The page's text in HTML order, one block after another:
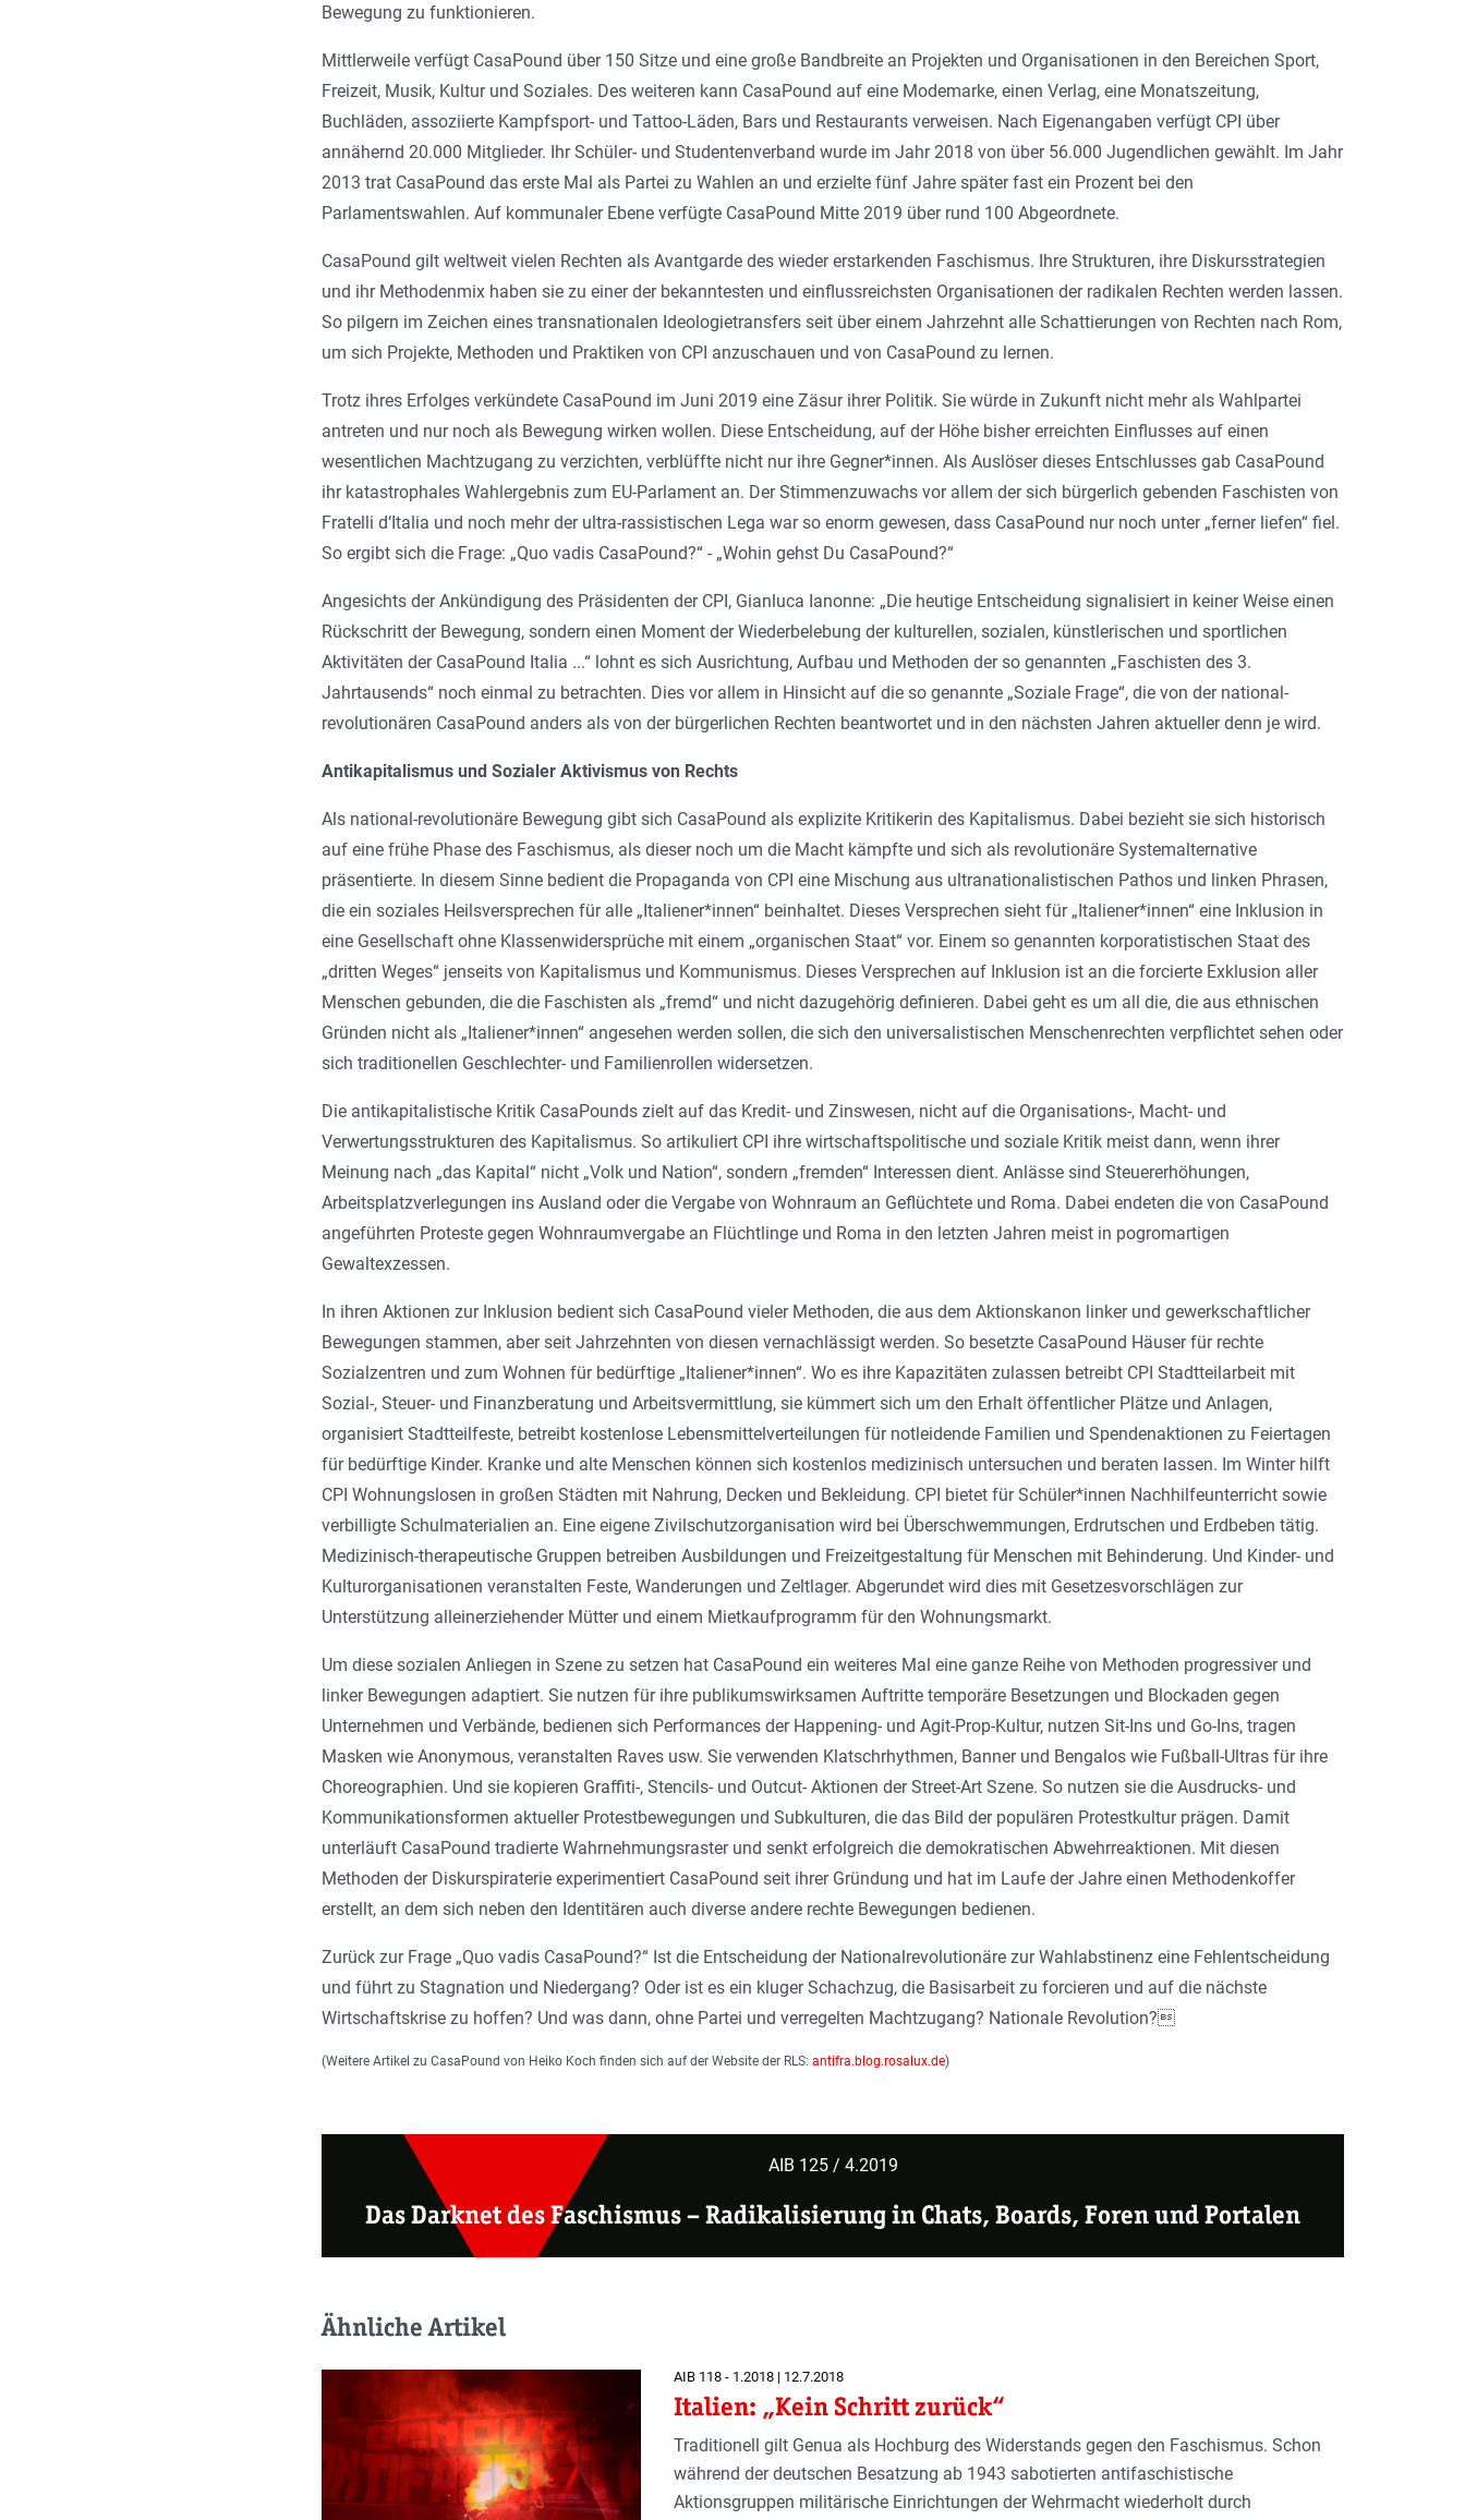
Bewegung zu funktionieren.
Mittlerweile verfügt CasaPound über 150 Sitze und eine große Bandbreite an Projekten und Organisationen in den Bereichen Sport,
Freizeit, Musik, Kultur und Soziales. Des weiteren kann CasaPound auf eine Modemarke, einen Verlag, eine Monatszeitung,
Buchläden, assoziierte Kampf­sport- und Tattoo-Läden, Bars und Restaurants verweisen. Nach Eigenangaben verfügt CPI über
annähernd 20.000 Mitglieder. Ihr Schüler- und Studentenverband wurde im Jahr 2018 von über 56.000 Jugendlichen gewählt. Im Jahr
2013 trat CasaPound das erste Mal als Partei zu Wahlen an und erzielte fünf Jahre später fast ein Prozent bei den
Parlamentswahlen. Auf kommunaler Ebene verfügte CasaPound Mitte 2019 über rund 100 Abgeordnete.
CasaPound gilt weltweit vielen Rechten als Avantgarde des wieder erstarkenden Faschismus. Ihre Strukturen, ihre Diskursstrategien
und ihr Methodenmix haben sie zu einer der bekanntesten und einfluss­reichsten Organisationen der radikalen Rechten werden lassen.
So pilgern im Zeichen eines transnationalen Ideologietransfers seit über einem Jahrzehnt alle Schattierungen von Rechten nach Rom,
um sich Projekte, Methoden und Praktiken von CPI anzuschauen und von CasaPound zu lernen.
Trotz ihres Erfolges verkündete Casa­Pound im Juni 2019 eine Zäsur ihrer Politik. Sie würde in Zukunft nicht mehr als Wahlpartei
antreten und nur noch als Bewegung wirken wollen. Diese Entscheidung, auf der Höhe bisher erreichten Einflusses auf einen
wesentlichen Machtzugang zu verzichten, verblüffte nicht nur ihre Gegner*innen. Als Auslöser dieses Entschlusses gab CasaPound
ihr katastrophales Wahlergebnis zum EU-Parlament an. Der Stimmenzuwachs vor allem der sich bürgerlich gebenden Faschisten von
Fratelli d‘Italia und noch mehr der ultra-rassistischen Lega war so enorm gewesen, dass CasaPound nur noch unter „ferner liefen“ fiel.
So ergibt sich die Frage: „Quo vadis CasaPound?“ - „Wohin gehst Du Casa­Pound?“
Angesichts der Ankündigung des Präsi­denten der CPI, Gianluca Ianonne: „Die heutige Entscheidung signalisiert in keiner Weise einen
Rückschritt der Bewegung, sondern einen Moment der Wiederbelebung der kulturellen, sozialen, künstlerischen und sportlichen
Aktivitäten der CasaPound Italia ...“ lohnt es sich Ausrichtung, Aufbau und Methoden der so genannten „Faschisten des 3.
Jahrtausends“ noch einmal zu betrachten. Dies vor allem in Hinsicht auf die so genannte „Soziale Frage“, die von der national-
revolutionären CasaPound anders als von der bürgerlichen Rechten beantwortet und in den nächsten Jahren aktueller denn je wird.
Antikapitalismus und Sozialer Aktivismus von Rechts
Als national-revolutionäre Bewegung gibt sich CasaPound als explizite Kritikerin des Kapitalismus. Dabei bezieht sie sich historisch
auf eine frühe Phase des Faschismus, als dieser noch um die Macht kämpfte und sich als revolutionäre Systemalternative
präsentierte. In diesem Sinne bedient die Propaganda von CPI eine Mischung aus ultranationalistischen Pathos und linken Phrasen,
die ein soziales Heilsversprechen für alle „Italiener*innen“ beinhaltet. Dieses Versprechen sieht für „Italiener*innen“ eine Inklusion in
eine Gesellschaft ohne Klassenwidersprüche mit einem „organischen Staat“ vor. Einem so genannten korporatistischen Staat des
„dritten Weges“ jenseits von Kapitalismus und Kommunismus. Dieses Versprechen auf Inklusion ist an die forcierte Exklusion aller
Menschen gebunden, die die Faschisten als „fremd“ und nicht dazugehörig definieren. Dabei geht es um all die, die aus ethnischen
Gründen nicht als „Italiener*innen“ angesehen werden sollen, die sich den universalistischen Menschenrechten verpflichtet sehen oder
sich traditionellen Geschlechter- und Familienrollen widersetzen.
Die antikapitalistische Kritik Casa­Pounds zielt auf das Kredit- und Zinswesen, nicht auf die Organisations-, Macht- und
Verwertungsstrukturen des Kapitalismus. So artikuliert CPI ihre wirtschaftspolitische und soziale Kritik meist dann, wenn ihrer
Meinung nach „das Kapital“ nicht „Volk und Nation“, sondern „fremden“ Interessen dient. Anlässe sind Steuererhöhungen,
Arbeitsplatzverlegungen ins Ausland oder die Vergabe von Wohnraum an Geflüchtete und Roma. Dabei endeten die von CasaPound
angeführten Proteste gegen Wohnraumvergabe an Flüchtlinge und Roma in den letzten Jahren meist in pogromartigen
Gewaltexzessen.
In ihren Aktionen zur Inklusion bedient sich CasaPound vieler Methoden, die aus dem Aktionskanon linker und gewerkschaftlicher
Bewegungen stammen, aber seit Jahrzehnten von diesen vernachlässigt werden. So besetzte CasaPound Häuser für rechte
Sozialzentren und zum Wohnen für bedürftige „Italiener*innen“. Wo es ihre Kapazitäten zulassen betreibt CPI Stadtteilarbeit mit
Sozial-, Steuer- und Finanzberatung und Arbeitsvermittlung, sie kümmert sich um den Erhalt öffentlicher Plätze und Anlagen,
organisiert Stadtteilfeste, betreibt kostenlose Lebensmittelverteilungen für notleidende Familien und Spendenaktionen zu Feiertagen
für bedürftige Kinder. Kranke und alte Menschen können sich kostenlos medizinisch untersuchen und beraten lassen. Im Winter hilft
CPI Wohnungslosen in großen Städten mit Nahrung, Decken und Bekleidung. CPI bietet für Schüler*innen Nachhilfeunterricht sowie
verbilligte Schulmaterialien an. Eine eigene Zivilschutzorganisation wird bei Überschwemmungen, Erdrutschen und Erdbeben tätig.
Medizinisch-therapeutische Gruppen betreiben Ausbildungen und Freizeitgestaltung für Menschen mit Behinderung. Und Kinder- und
Kulturorganisationen veranstalten Feste, Wanderungen und Zeltlager. Abgerundet wird dies mit Gesetzesvorschlägen zur
Unterstützung alleinerziehender Mütter und einem Mietkaufprogramm für den Wohnungsmarkt.
Um diese sozialen Anliegen in Szene zu setzen hat CasaPound ein weiteres Mal eine ganze Reihe von Methoden progressiver und
linker Bewegungen adaptiert. Sie nutzen für ihre publikumswirksamen Auftritte temporäre Besetzungen und Blockaden gegen
Unternehmen und Verbände, bedienen sich Performances der Happening- und Agit-Prop-Kultur, nutzen Sit-Ins und Go-Ins, tragen
Masken wie Anonymous, veranstalten Raves usw. Sie verwenden Klatschrhythmen, Banner und Bengalos wie Fußball-Ultras für ihre
Choreographien. Und sie kopieren Graffiti-, Stencils- und Outcut- Aktionen der Street-Art Szene. So nutzen sie die Ausdrucks- und
Kommunikationsformen aktueller Protestbewegungen und Subkulturen, die das Bild der populären Protestkultur prägen. Damit
unterläuft CasaPound tradierte Wahrnehmungsraster und senkt erfolgreich die demokratischen Abwehrreaktionen. Mit diesen
Methoden der Diskurspiraterie experimentiert CasaPound seit ihrer Gründung und hat im Laufe der Jahre einen Methodenkoffer
erstellt, an dem sich neben den Identitären auch diverse andere rechte Bewegungen bedienen.
Zurück zur Frage „Quo vadis Casa­Pound?“ Ist die Entscheidung der Nationalrevolutionäre zur Wahlabstinenz eine Fehlentscheidung
und führt zu Stagnation und Niedergang? Oder ist es ein kluger Schachzug, die Basisarbeit zu forcieren und auf die nächste
Wirtschaftskrise zu hoffen? Und was dann, ohne Partei und verregelten Machtzugang? Nationale Revolution?
(Weitere Artikel zu CasaPound von Heiko Koch finden sich auf der Website der RLS: antifra.blog.rosalux.de)
AIB 125 / 4.2019
Das Darknet des Faschismus– Radikalisierung in Chats, Boards, Foren und Portalen
Ähnliche Artikel
AIB 118 - 1.2018 | 12.7.2018
Italien: „Kein Schritt zurück“
Traditionell gilt Genua als Hochburg des Widerstands gegen den Faschismus. Schon
während der deutschen Besatzung ab 1943 sabotierten antifaschistische
Aktionsgruppen militärische Einrichtungen der Wehrmacht wiederholt durch